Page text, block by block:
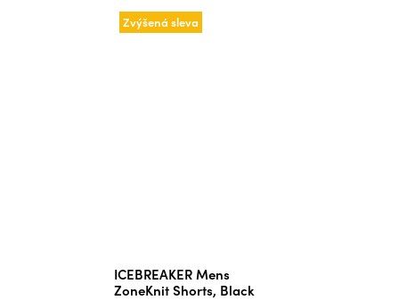
Zvýšená sleva
ICEBREAKER Mens
ZoneKnit Shorts, Black